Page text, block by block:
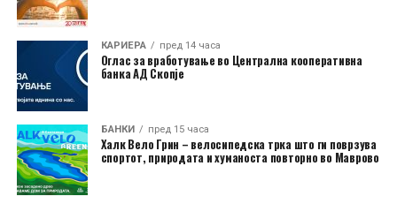
КАРИЕРА пред 14 часа
Оглас за вработување во Централна кооперативна
банка АД Скопје
БАНКИ пред 15 часа
Халк Вело Грин – велосипедска трка што ги поврзува
спортот, природата и хуманоста повторно во Маврово